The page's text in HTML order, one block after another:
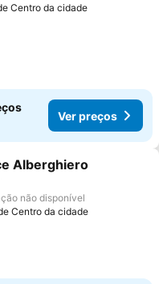
Centro da cidade
Ver preços
aos favoritos
Alberghiero
não disponível
Centro da cidade